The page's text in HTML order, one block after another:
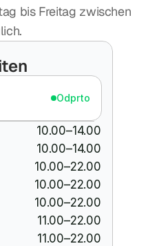
bis Freitag zwischen
Odprto
10.00–14.00
10.00–14.00
10.00–22.00
10.00–22.00
10.00–22.00
11.00–22.00
11.00–22.00